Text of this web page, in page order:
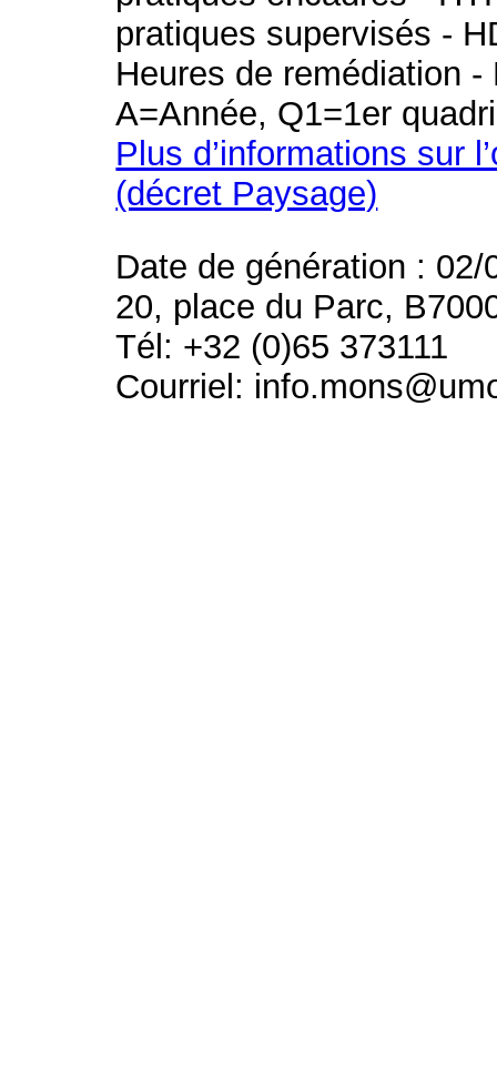
pratiques supervisés -
Heures de remédiation
A=Année, Q1=1er
Plus d’informations sur
(décret Paysage)
Date de génération : 02/
20, place du Parc,
Tél: +32 (0)65 373111
Courriel: